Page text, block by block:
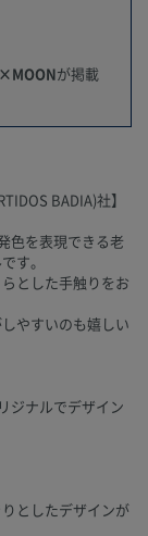
が掲載
BADIA)社】
色を表現できる老
す。
とした手触りをお
やすいのも嬉しい
ジナルでデザイン
としたデザインが